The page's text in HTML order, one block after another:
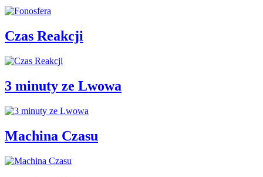
Czas Reakcji
3 minuty ze Lwowa
Machina Czasu